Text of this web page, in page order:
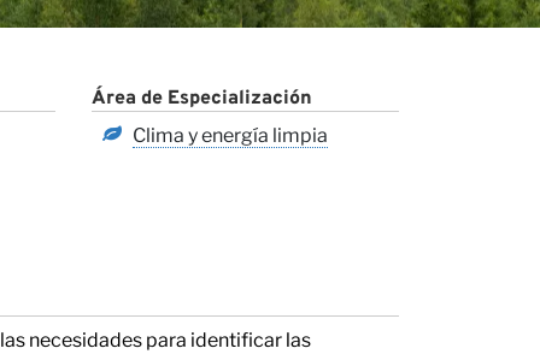
Área de Especialización
Clima y energía limpia
necesidades para identificar las